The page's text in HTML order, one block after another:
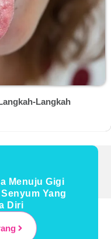
Langkah
Menuju Gigi
Yang
Diri